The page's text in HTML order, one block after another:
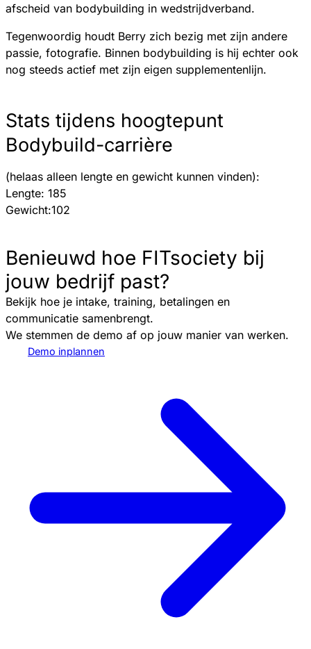
afscheid van bodybuilding in wedstrijdverband.
Tegenwoordig houdt Berry zich bezig met zijn andere
passie, fotografie. Binnen bodybuilding is hij echter ook
nog steeds actief met zijn eigen supplementenlijn.
Stats tijdens hoogtepunt
Bodybuild-carrière
(helaas alleen lengte en gewicht kunnen vinden):
Lengte: 185
Gewicht:102
Benieuwd hoe FITsociety bij
jouw bedrijf past?
Bekijk hoe je intake, training, betalingen en
communicatie samenbrengt.
We stemmen de demo af op jouw manier van werken.
Demo inplannen